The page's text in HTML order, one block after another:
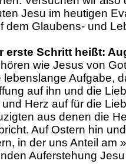
Jesu im heutigen
dem Glaubens- und
erste Schritt heißt:
wie Jesus von
lebenslange Aufgabe,
auf ihn und die
Herz auf für die
aus denen die
Auf Ostern hin
in der uns Anteil am
Auferstehung